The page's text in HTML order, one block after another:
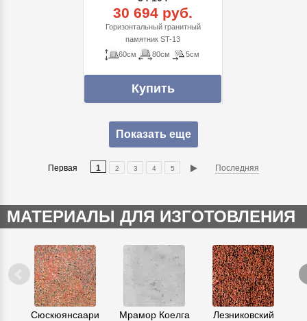
30 694 руб.
Горизонтальный гранитный
памятник ST-13
60см
80см 5см
Показать еще
Первая 1 2 3 4 5 Последняя
МАТЕРИАЛЫ ДЛЯ ИЗГОТОВЛЕНИЯ
Сюскюянсаари Мрамор Коелга Лезниковский